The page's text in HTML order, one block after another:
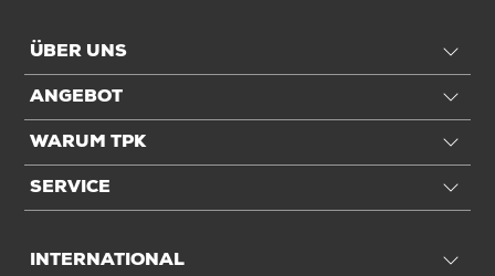
ÜBER UNS
ANGEBOT
WARUM TPK
SERVICE
INTERNATIONAL